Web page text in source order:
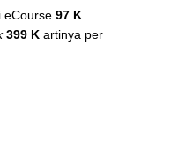
eCourse 97 K
399 K artinya per